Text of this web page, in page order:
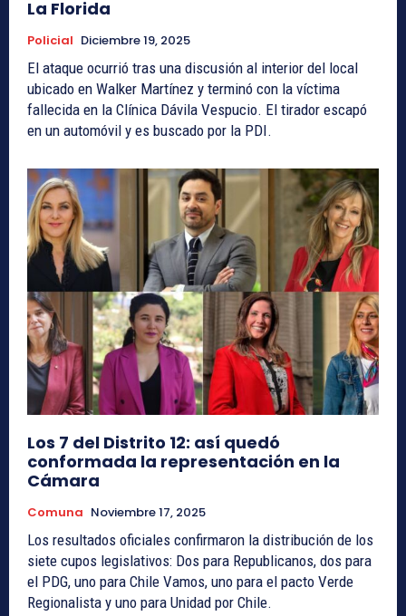
La Florida
Policial Diciembre 19, 2025
El ataque ocurrió tras una discusión al interior del local
ubicado en Walker Martínez y terminó con la víctima
fallecida en la Clínica Dávila Vespucio. El tirador escapó
en un automóvil y es buscado por la PDI.
Los 7 del Distrito 12: así quedó
conformada la representación en la
Cámara
Comuna Noviembre 17, 2025
Los resultados oficiales confirmaron la distribución de los
siete cupos legislativos: Dos para Republicanos, dos para
el PDG, uno para Chile Vamos, uno para el pacto Verde
Regionalista y uno para Unidad por Chile.